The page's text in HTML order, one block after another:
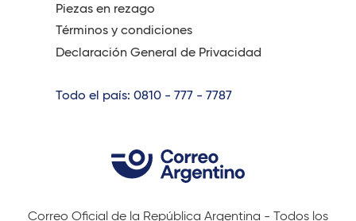
Piezas en rezago
Términos y condiciones
Declaración General de Privacidad
Todo el país: 0810 - 777 - 7787
Correo Oficial de la República Argentina - Todos los